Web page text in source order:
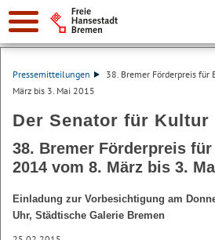
Suche:
Pressemitteilungen
38. Bremer Förderpreis
März bis 3. Mai 2015
Der Senator für Kultur
38. Bremer Förderpreis
2014 vom 8. März bis 3.
Einladung zur Vorbesichtigung am
Uhr, Städtische Galerie Bremen